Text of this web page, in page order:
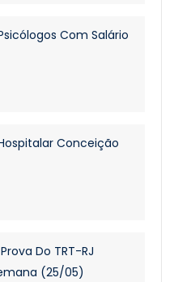
Com Salário
Conceição
Do TRT-RJ
(25/05)